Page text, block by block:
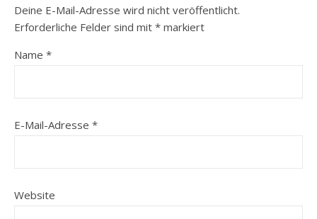
Deine E-Mail-Adresse wird nicht veröffentlicht.
Erforderliche Felder sind mit * markiert
Name *
E-Mail-Adresse *
Website